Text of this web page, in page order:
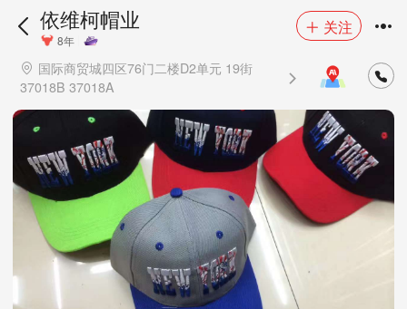
依维柯帽业
8年
关注
37018B 37018A